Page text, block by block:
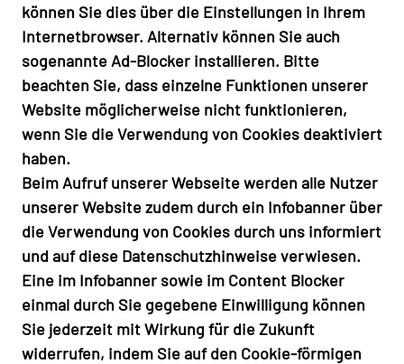
können Sie dies über die Einstellungen in Ihrem
Internetbrowser. Alternativ können Sie auch
sogenannte Ad-Blocker installieren. Bitte
beachten Sie, dass einzelne Funktionen unserer
Website möglicherweise nicht funktionieren,
wenn Sie die Verwendung von Cookies deaktiviert
haben.
Beim Aufruf unserer Webseite werden alle Nutzer
unserer Website zudem durch ein Infobanner über
die Verwendung von Cookies durch uns informiert
und auf diese Datenschutzhinweise verwiesen.
Eine im Infobanner sowie im Content Blocker
einmal durch Sie gegebene Einwilligung können
Sie jederzeit mit Wirkung für die Zukunft
widerrufen, indem Sie auf den Cookie-förmigen